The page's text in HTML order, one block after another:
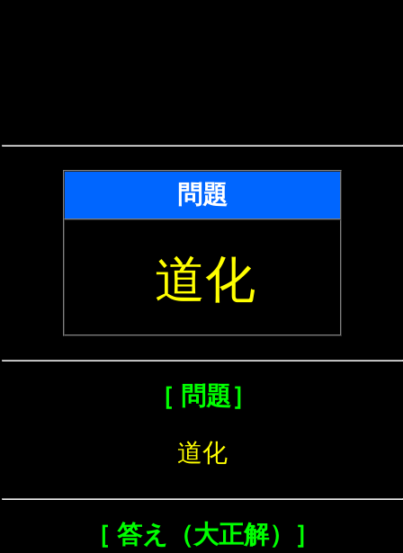
問題
道化
［ 問題］
道化
［ 答え（大正解）］